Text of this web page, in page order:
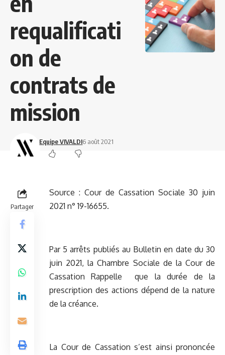
requalificati
on de
contrats de
mission
Equipe VIVALDI6 août 2021
Partager
Source : Cour de Cassation Sociale 30 juin
2021 n° 19-16655.
Par 5 arrêts publiés au Bulletin en date du 30
juin 2021, la Chambre Sociale de la Cour de
Cassation Rappelle que la durée de la
prescription des actions dépend de la nature
de la créance.
La Cour de Cassation s’est ainsi prononcée